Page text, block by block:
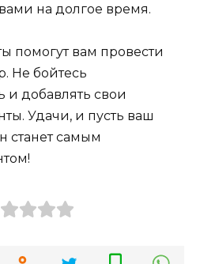
на долгое время.
помогут вам провести
Не бойтесь
и добавлять свои
Удачи, и пусть ваш
станет самым